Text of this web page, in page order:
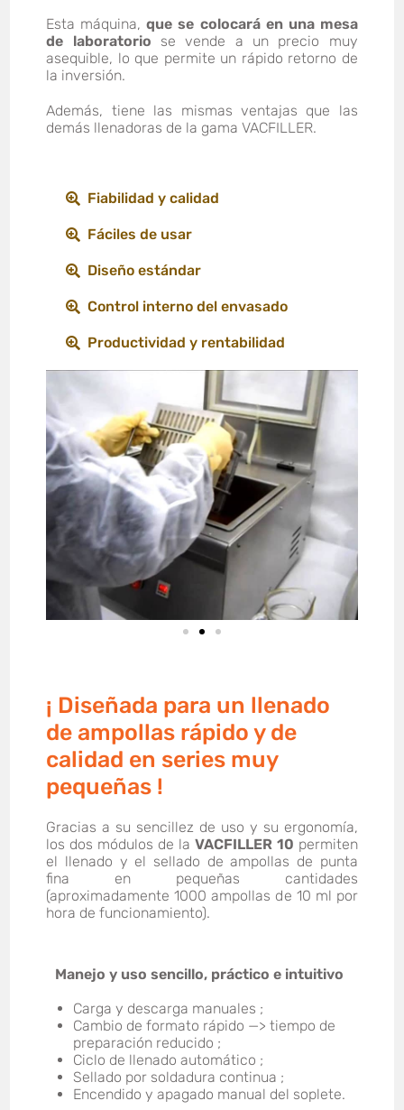
Esta máquina,que se colocará en una mesa
de laboratorio se vende a un precio muy
asequible, lo que permite un rápido retorno de
la inversión.
Además, tiene las mismas ventajas que las
demás llenadoras de la gama VACFILLER.
Fiabilidad y calidad
Fáciles de usar
Diseño estándar
Control interno del envasado
Productividad y rentabilidad
¡ Diseñada para un llenado
de ampollas rápido y de
calidad en series muy
pequeñas !
Gracias a su sencillez de uso y su ergonomía,
los dos módulos de la VACFILLER 10 permiten
el llenado y el sellado de ampollas de punta
fina en pequeñas cantidades
(aproximadamente 1000 ampollas de 10 ml por
hora de funcionamiento).
Manejo y uso sencillo, práctico e intuitivo
Carga y descarga manuales ;
Cambio de formato rápido —> tiempo de
preparación reducido ;
Ciclo de llenado automático ;
Sellado por soldadura continua ;
Encendido y apagado manual del soplete.